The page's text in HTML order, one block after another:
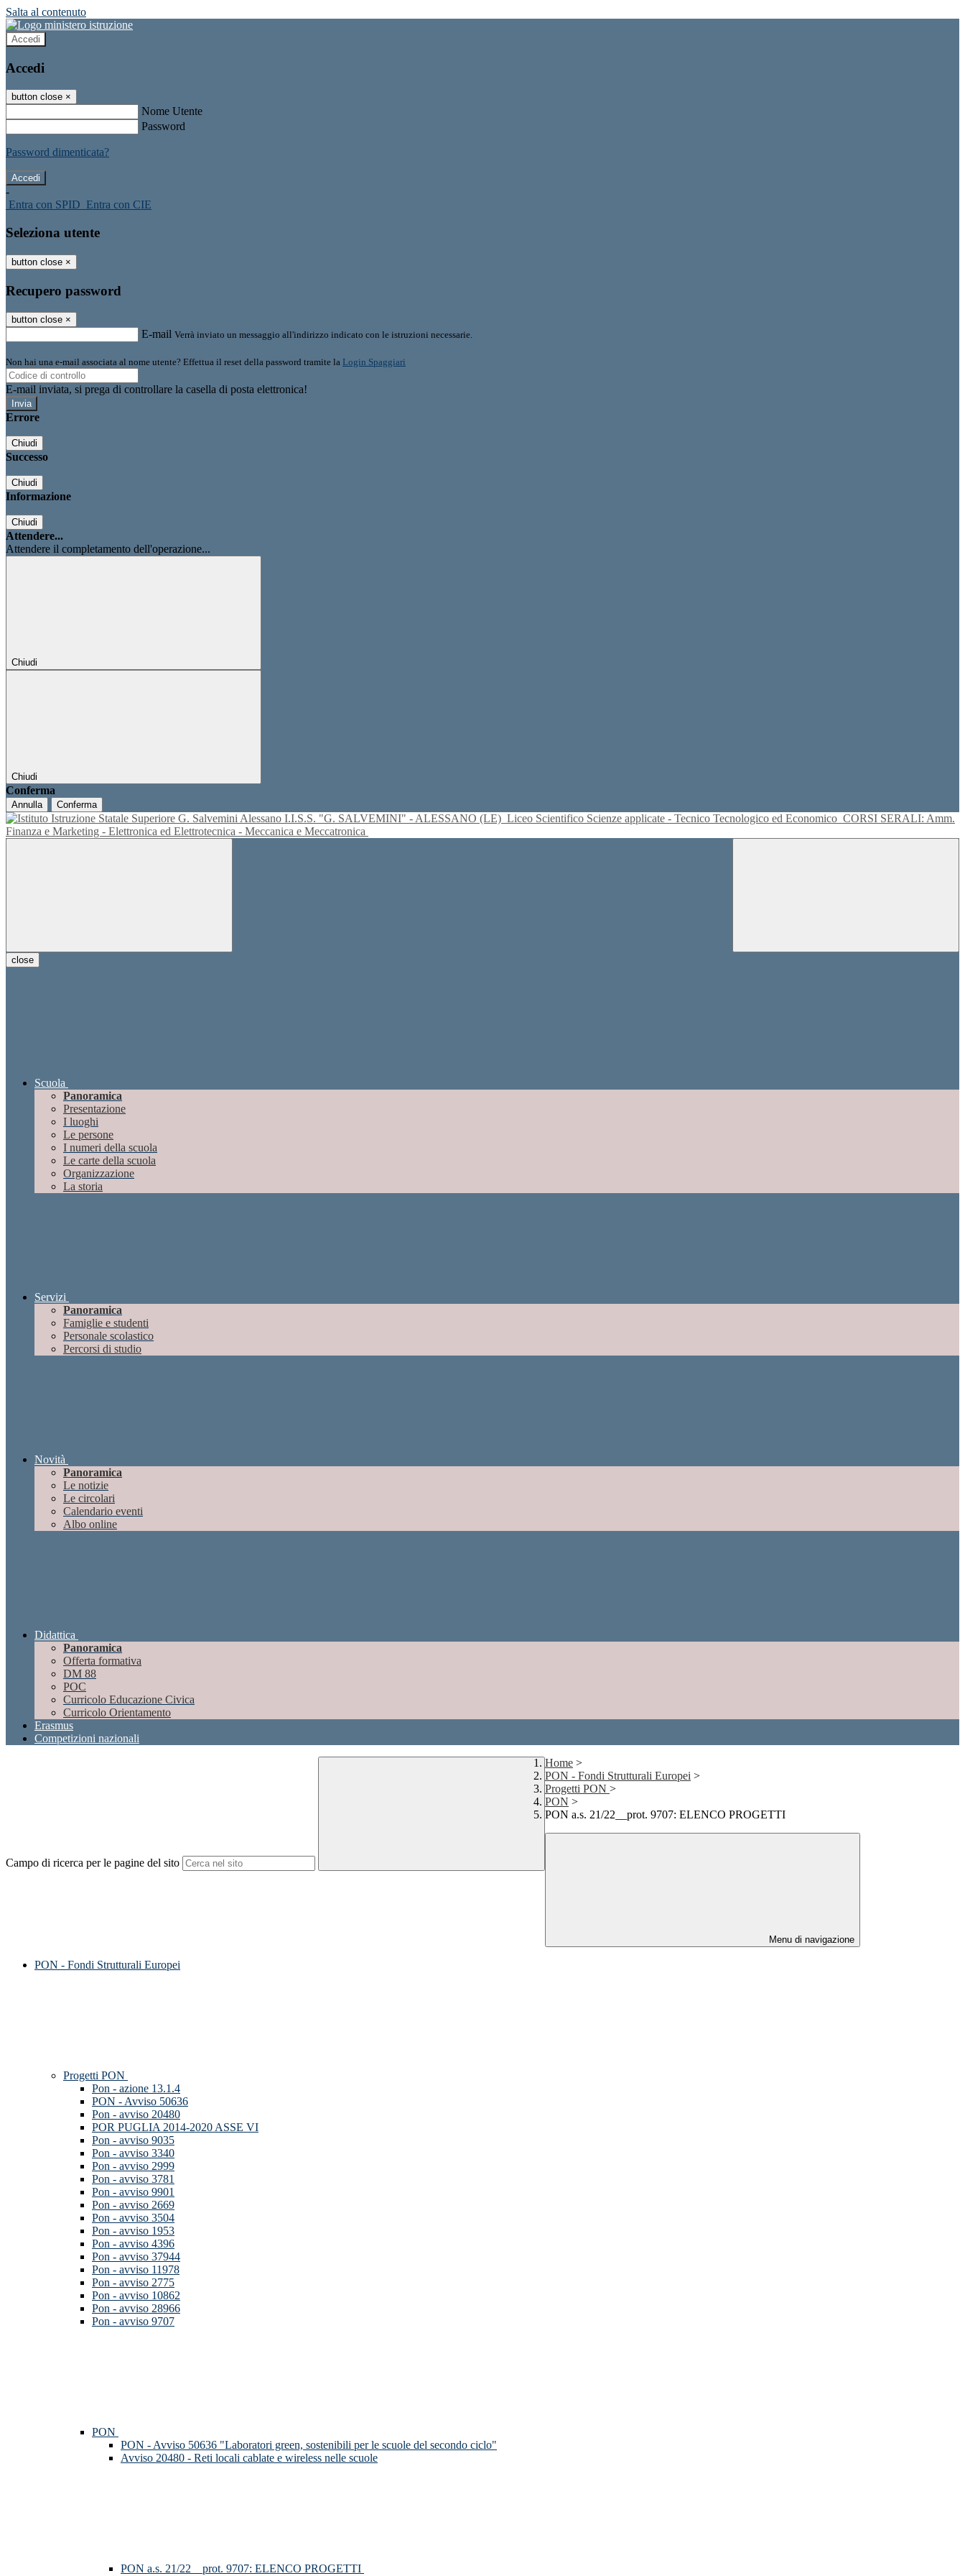
Salta al contenuto
Accedi
Accedi
button close ×
Nome Utente
Password
Password dimenticata?
-
Entra con SPID Entra con CIE
Seleziona utente
button close ×
Recupero password
button close ×
E-mail Verrà inviato un messaggio all'indirizzo indicato con le istruzioni necessarie.
Non hai una e-mail associata al nome utente? Effettua il reset della password tramite la Login Spaggiari
E-mail inviata, si prega di controllare la casella di posta elettronica!
Errore
Chiudi
Successo
Chiudi
Informazione
Chiudi
Attendere...
Attendere il completamento dell'operazione...
Chiudi
Chiudi
Conferma
Annulla Conferma
I.I.S.S. "G. SALVEMINI" - ALESSANO (LE) Liceo Scientifico Scienze applicate - Tecnico Tecnologico ed Economico CORSI SERALI: Amm.
Finanza e Marketing - Elettronica ed Elettrotecnica - Meccanica e Meccatronica
close
Scuola
Panoramica
Presentazione
I luoghi
Le persone
I numeri della scuola
Le carte della scuola
Organizzazione
La storia
Servizi
Panoramica
Famiglie e studenti
Personale scolastico
Percorsi di studio
Novità
Panoramica
Le notizie
Le circolari
Calendario eventi
Albo online
Didattica
Panoramica
Offerta formativa
DM 88
POC
Curricolo Educazione Civica
Curricolo Orientamento
Erasmus
Competizioni nazionali
Campo di ricerca per le pagine del sito
Home >
PON - Fondi Strutturali Europei >
Progetti PON >
PON >
PON a.s. 21/22__prot. 9707: ELENCO PROGETTI
Menu di navigazione
PON - Fondi Strutturali Europei
Progetti PON
Pon - azione 13.1.4
PON - Avviso 50636
Pon - avviso 20480
POR PUGLIA 2014-2020 ASSE VI
Pon - avviso 9035
Pon - avviso 3340
Pon - avviso 2999
Pon - avviso 3781
Pon - avviso 9901
Pon - avviso 2669
Pon - avviso 3504
Pon - avviso 1953
Pon - avviso 4396
Pon - avviso 37944
Pon - avviso 11978
Pon - avviso 2775
Pon - avviso 10862
Pon - avviso 28966
Pon - avviso 9707
PON
PON - Avviso 50636 "Laboratori green, sostenibili per le scuole del secondo ciclo"
Avviso 20480 - Reti locali cablate e wireless nelle scuole
PON a.s. 21/22__prot. 9707: ELENCO PROGETTI